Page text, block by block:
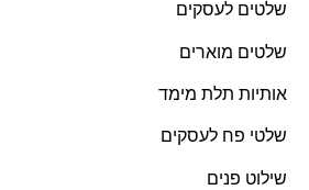
לעסקים
מוארים
תלת מימד
פח לעסקים
פנים